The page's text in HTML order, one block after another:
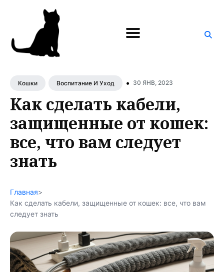
Поиск
Кошки Воспитание И Уход • 30 ЯНВ, 2023
Как сделать кабели,
защищенные от кошек:
все, что вам следует
знать
Главная>
Как сделать кабели, защищенные от кошек: все, что вам
следует знать